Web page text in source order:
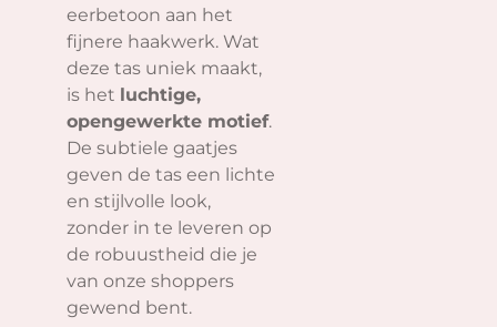
eerbetoon aan het
fijnere haakwerk. Wat
deze tas uniek maakt,
is het luchtige,
opengewerkte motief.
De subtiele gaatjes
geven de tas een lichte
en stijlvolle look,
zonder in te leveren op
de robuustheid die je
van onze shoppers
gewend bent.